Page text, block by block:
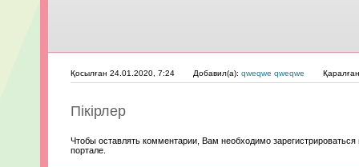
Қосылған 24.01.2020, 7:24 Добавил(а): qweqwe qweqwe
Пікірлер
Чтобы оставлять комментарии, Вам необходимо зарегистрироваться
портале.